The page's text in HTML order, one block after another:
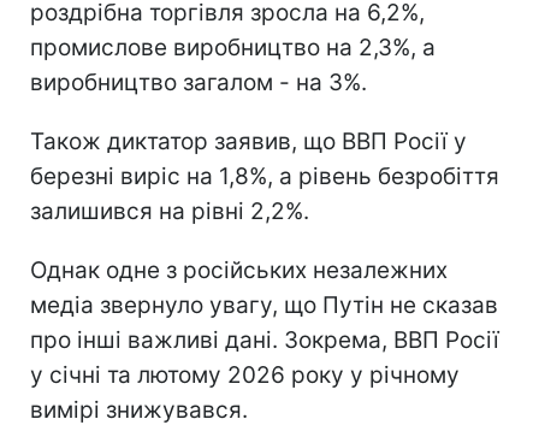
роздрібна торгівля зросла на 6,2%,
промислове виробництво на 2,3%, а
виробництво загалом - на 3%.
Також диктатор заявив, що ВВП Росії у
березні виріс на 1,8%, а рівень безробіття
залишився на рівні 2,2%.
Однак одне з російських незалежних
медіа звернуло увагу, що Путін не сказав
про інші важливі дані. Зокрема, ВВП Росії
у січні та лютому 2026 року у річному
вимірі знижувався.